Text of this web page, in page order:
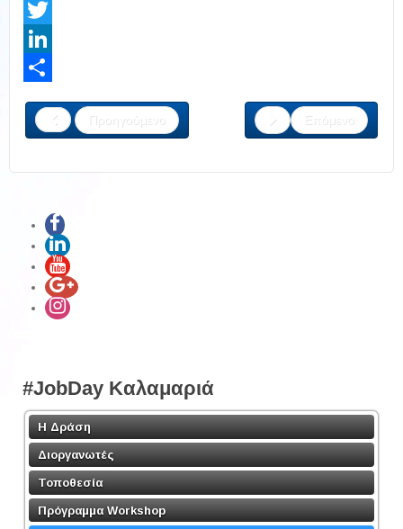
Facebook
Twitter
LinkedIn
Προηγούμενο
Επόμενο
#JobDay Καλαμαριά
Η Δράση
Διοργανωτές
Τοποθεσία
Πρόγραμμα Workshop